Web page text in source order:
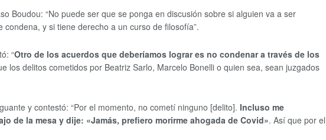
Boudou: “No puede ser que se ponga en discusión sobre si alguien va a ser
y si tiene derecho a un curso de filosofía”.
“Otro de los acuerdos que deberíamos lograr es no condenar a través de los
los delitos cometidos por Beatriz Sarlo, Marcelo Bonelli o quien sea, sean juzgados
y contestó: “Por el momento, no cometí ninguno [delito]. Incluso me
de la mesa y dije: «Jamás, prefiero morirme ahogada de Covid». Así que por el